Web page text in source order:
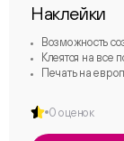
Наклейки
Возможность
Клеятся на все
Печать на
0 оценок